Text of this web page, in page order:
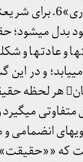
دانست «آن‌چه ثابت است و همواره لایتغیر و
بدل می­شود؛
و در
می­گیرد و
است که